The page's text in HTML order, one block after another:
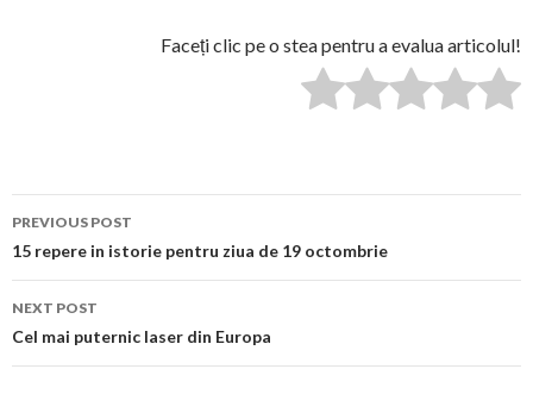
Faceți clic pe o stea pentru a evalua articolul!
Post
navigation
PREVIOUS POST
15 repere in istorie pentru ziua de 19 octombrie
NEXT POST
Cel mai puternic laser din Europa